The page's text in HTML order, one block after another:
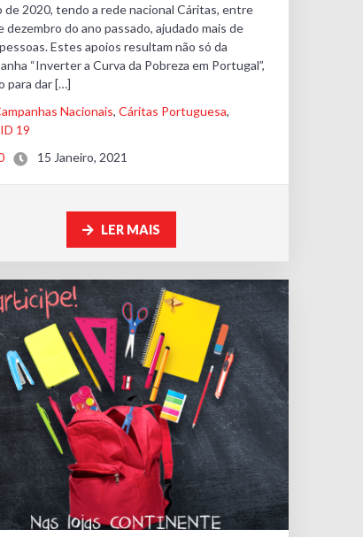
de 2020, tendo a rede nacional Cáritas, entre
dezembro do ano passado, ajudado mais de
Estes apoios resultam não só da
“Inverter a Curva da Pobreza em Portugal”,
para dar […]
Nacionais,Cáritas Portuguesa,
19
15 Janeiro, 2021
LER MAIS